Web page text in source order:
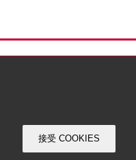
接受 COOKIES
限公司)